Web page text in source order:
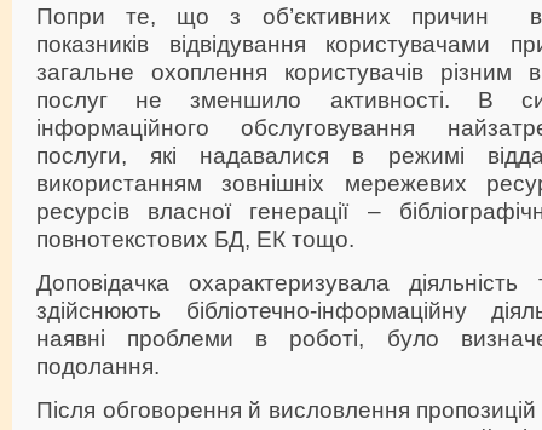
Попри те, що з об’єктивних причин
показників відвідування користувачами
загальне охоплення користувачів різним
послуг не зменшило активності. В
інформаційного обслуговування
послуги, які надавалися в режимі
використанням зовнішніх мережевих
ресурсів власної генерації –
повнотекстових БД, ЕК тощо.
Доповідачка охарактеризувала діяльність
здійснюють бібліотечно-інформаційну
наявні проблеми в роботі, було
подолання.
Після обговорення й висловлення